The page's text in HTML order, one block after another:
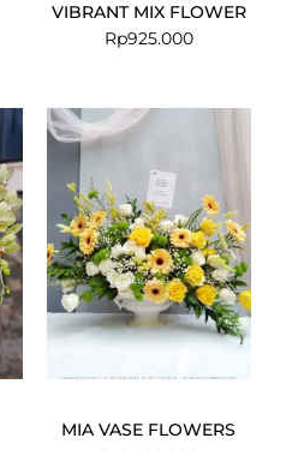
VIBRANT MIX FLOWER
Rp925.000
MIA VASE FLOWERS